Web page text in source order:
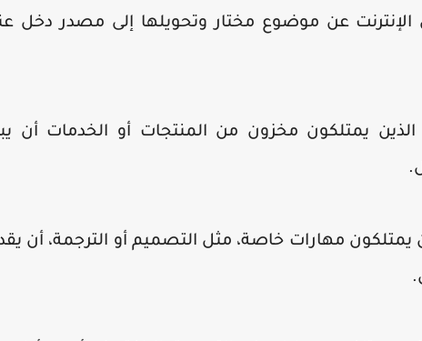
عن موضوع مختار وتحويلها إلى مصدر دخل
يمتلكون مخزون من المنتجات أو الخدمات أن
يمتلكون مهارات خاصة، مثل التصميم أو الترجمة، أن